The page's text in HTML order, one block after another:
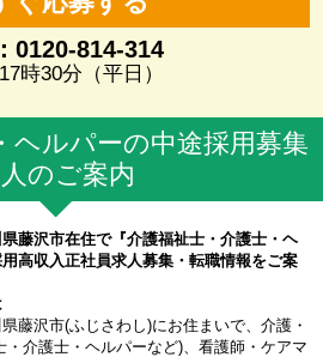
0120-814-314
時30分（平日）
ヘルパーの中途採用募集
のご案内
藤沢市在住で『介護福祉士・介護士・ヘ
高収入正社員求人募集・転職情報をご案
藤沢市(ふじさわし)にお住まいで、介護・
介護士・ヘルパーなど)、看護師・ケアマ